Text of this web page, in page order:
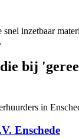
snel inzetbaar
bij
in
Enschede